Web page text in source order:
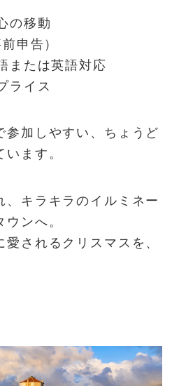
の移動
申告）
または英語対応
ライス
参加しやすい、ちょうど
ます。
、キラキラのイルミネー
ンへ。
されるクリスマスを、